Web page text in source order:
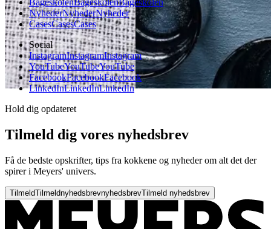
BageskolenBageskolenBageskolen
NyhederNyhederNyheder
CasesCasesCases
Social
InstagramInstagramInstagram
YouTubeYouTubeYouTube
FacebookFacebookFacebook
LinkedInLinkedInLinkedIn
Hold dig opdateret
Tilmeld dig vores nyhedsbrev
Få de bedste opskrifter, tips fra kokkene og nyheder om alt det der
spirer i Meyers' univers.
TilmeldTilmeldnyhedsbrevnyhedsbrevTilmeld nyhedsbrev